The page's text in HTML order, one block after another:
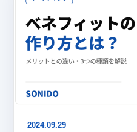
2024.09.29